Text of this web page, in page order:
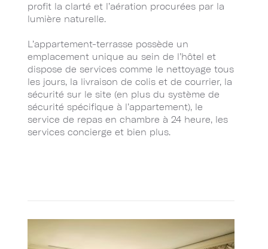
profit la clarté et l’aération procurées par la
lumière naturelle.
L’appartement-terrasse possède un
emplacement unique au sein de l’hôtel et
dispose de services comme le nettoyage tous
les jours, la livraison de colis et de courrier, la
sécurité sur le site (en plus du système de
sécurité spécifique à l’appartement), le
service de repas en chambre à 24 heure, les
services concierge et bien plus.